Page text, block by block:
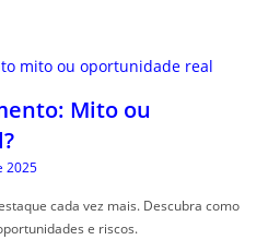
Mito ou
2025
cada vez mais. Descubra como
e riscos.